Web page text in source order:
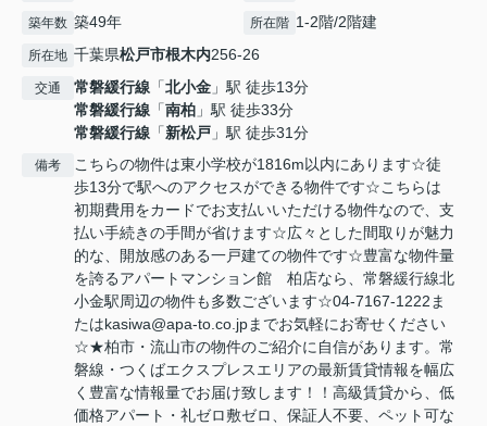
築年数 築49年 所在階 1-2階/2階建
所在地 千葉県松戸市根木内256-26
交通 常磐緩行線 「北小金 」駅 徒歩13分
常磐緩行線 「南柏 」駅 徒歩33分
常磐緩行線 「新松戸 」駅 徒歩31分
備考
こちらの物件は東小学校が1816m以内にあります☆徒
歩13分で駅へのアクセスができる物件です☆こちらは
初期費用をカードでお支払いいただける物件なので、支
払い手続きの手間が省けます☆広々とした間取りが魅力
的な、開放感のある一戸建ての物件です☆豊富な物件量
を誇るアパートマンション館 柏店なら、常磐緩行線北
小金駅周辺の物件も多数ございます☆04-7167-1222ま
たはkasiwa@apa-to.co.jpまでお気軽にお寄せください
☆★柏市・流山市の物件のご紹介に自信があります。常
磐線・つくばエクスプレスエリアの最新賃貸情報を幅広
く豊富な情報量でお届け致します！！高級賃貸から、低
価格アパート・礼ゼロ敷ゼロ、保証人不要、ペット可な